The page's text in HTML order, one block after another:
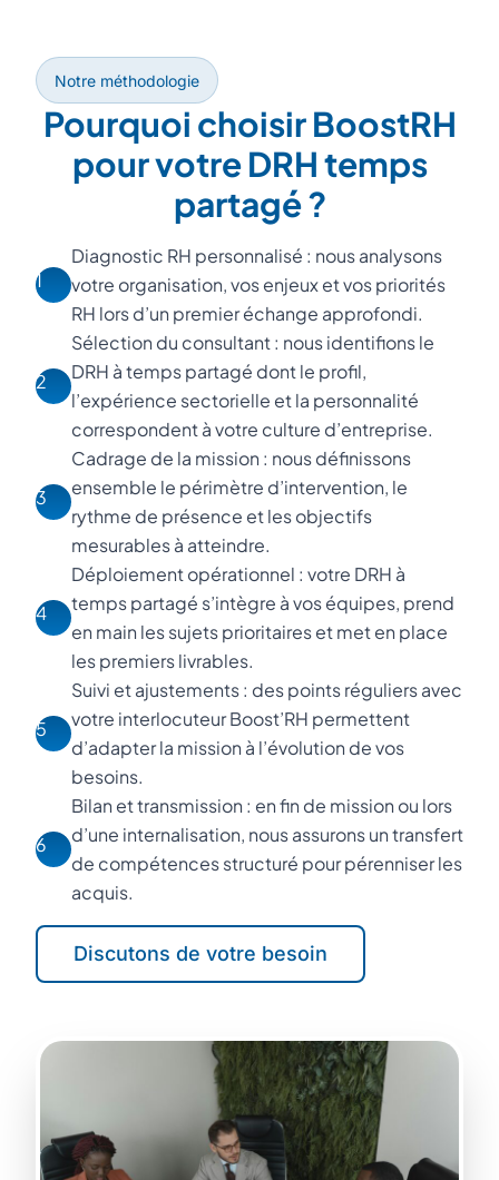
Notre méthodologie
Pourquoi choisir BoostRH
pour votre DRH temps
partagé ?
1
Diagnostic RH personnalisé : nous analysons
votre organisation, vos enjeux et vos priorités
RH lors d’un premier échange approfondi.
2
Sélection du consultant : nous identifions le
DRH à temps partagé dont le profil,
l’expérience sectorielle et la personnalité
correspondent à votre culture d’entreprise.
3
Cadrage de la mission : nous définissons
ensemble le périmètre d’intervention, le
rythme de présence et les objectifs
mesurables à atteindre.
4
Déploiement opérationnel : votre DRH à
temps partagé s’intègre à vos équipes, prend
en main les sujets prioritaires et met en place
les premiers livrables.
5
Suivi et ajustements : des points réguliers avec
votre interlocuteur Boost’RH permettent
d’adapter la mission à l’évolution de vos
besoins.
6
Bilan et transmission : en fin de mission ou lors
d’une internalisation, nous assurons un transfert
de compétences structuré pour pérenniser les
acquis.
Discutons de votre besoin